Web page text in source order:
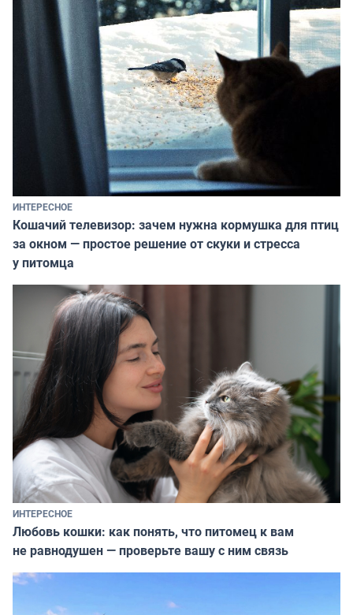
ИНТЕРЕСНОЕ
Кошачий телевизор: зачем нужна кормушка для птиц
за окном — простое решение от скуки и стресса
у питомца
ИНТЕРЕСНОЕ
Любовь кошки: как понять, что питомец к вам
не равнодушен — проверьте вашу с ним связь